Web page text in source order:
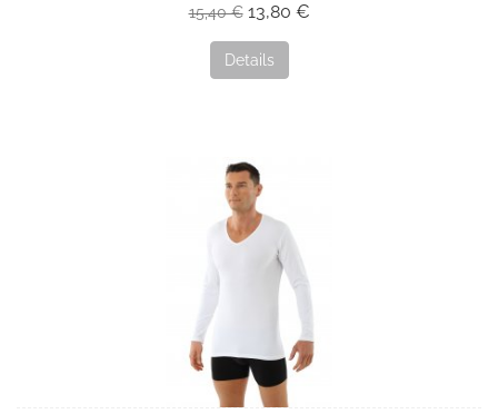
15,40 € 13,80 €
Details